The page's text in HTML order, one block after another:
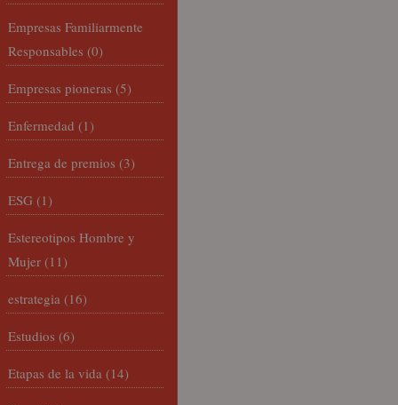
Empresas Familiarmente
Responsables (0)
Empresas pioneras (5)
Enfermedad (1)
Entrega de premios (3)
ESG (1)
Estereotipos Hombre y
Mujer (11)
estrategia (16)
Estudios (6)
Etapas de la vida (14)